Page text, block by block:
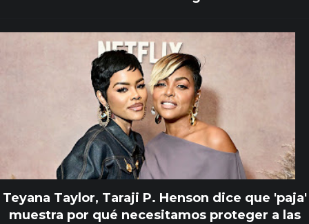
Teyana Taylor, Taraji P. Henson dice que 'paja'
muestra por qué necesitamos proteger a las